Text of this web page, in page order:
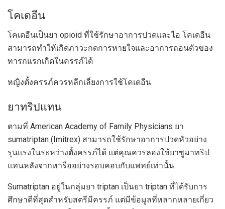
โคเดอีน
โคเดอีนเป็นยา opioid ที่ใช้รักษาอาการปวดและไอ โคเดอีน
สามารถทำให้เกิดภาวะกดการหายใจและอาการถอนตัวของ
ทารกแรกเกิดในครรภ์ได้
หญิงตั้งครรภ์ควรหลีกเลี่ยงการใช้โคเดอีน
ยาทริปแทน
ตามที่ American Academy of Family Physicians ยา
sumatriptan (Imitrex) สามารถใช้รักษาอาการปวดหัวอย่าง
รุนแรงในระหว่างตั้งครรภ์ได้ แต่คุณควรลองใช้ยาซูมาทริป
แทนหลังจากหารืออย่างรอบคอบกับแพทย์เท่านั้น
Sumatriptan อยู่ในกลุ่มยา triptan เป็นยา triptan ที่ได้รับการ
ศึกษาดีที่สุดสำหรับสตรีมีครรภ์ แต่มีข้อมูลที่หลากหลายเกี่ยว